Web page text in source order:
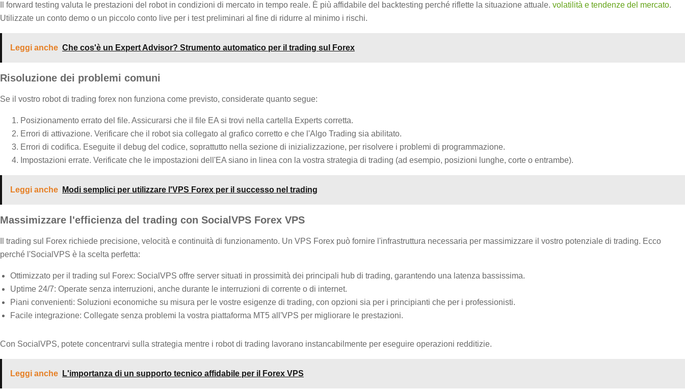
Il forward testing valuta le prestazioni del robot in condizioni di mercato in tempo reale. È più affidabile del backtesting perché riflette la situazione attuale. volatilità e tendenze del mercato.
Utilizzate un conto demo o un piccolo conto live per i test preliminari al fine di ridurre al minimo i rischi.
Leggi anche Che cos'è un Expert Advisor? Strumento automatico per il trading sul Forex
Risoluzione dei problemi comuni
Se il vostro robot di trading forex non funziona come previsto, considerate quanto segue:
Posizionamento errato del file. Assicurarsi che il file EA si trovi nella cartella Experts corretta.
Errori di attivazione. Verificare che il robot sia collegato al grafico corretto e che l'Algo Trading sia abilitato.
Errori di codifica. Eseguite il debug del codice, soprattutto nella sezione di inizializzazione, per risolvere i problemi di programmazione.
Impostazioni errate. Verificate che le impostazioni dell'EA siano in linea con la vostra strategia di trading (ad esempio, posizioni lunghe, corte o entrambe).
Leggi anche Modi semplici per utilizzare l'VPS Forex per il successo nel trading
Massimizzare l'efficienza del trading con SocialVPS Forex VPS
Il trading sul Forex richiede precisione, velocità e continuità di funzionamento. Un VPS Forex può fornire l'infrastruttura necessaria per massimizzare il vostro potenziale di trading. Ecco
perché l'SocialVPS è la scelta perfetta:
Ottimizzato per il trading sul Forex: SocialVPS offre server situati in prossimità dei principali hub di trading, garantendo una latenza bassissima.
Uptime 24/7: Operate senza interruzioni, anche durante le interruzioni di corrente o di internet.
Piani convenienti: Soluzioni economiche su misura per le vostre esigenze di trading, con opzioni sia per i principianti che per i professionisti.
Facile integrazione: Collegate senza problemi la vostra piattaforma MT5 all'VPS per migliorare le prestazioni.
Con SocialVPS, potete concentrarvi sulla strategia mentre i robot di trading lavorano instancabilmente per eseguire operazioni redditizie.
Leggi anche L'importanza di un supporto tecnico affidabile per il Forex VPS